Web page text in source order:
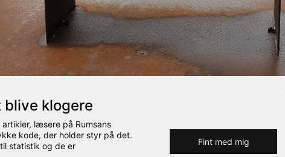
klogere
læsere på Rumsans
kode, der holder styr på det.
statistik og de er
Fint med mig